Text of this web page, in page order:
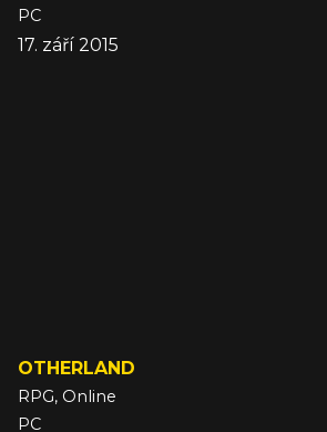
PC
17. září 2015
OTHERLAND
RPG, Online
PC